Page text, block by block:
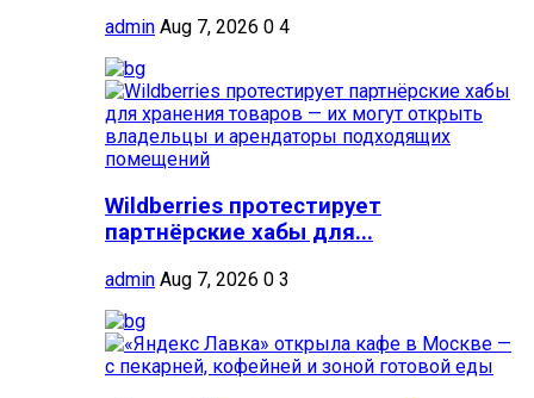
admin Aug 7, 2026 0 4
Wildberries протестирует
партнёрские хабы для...
admin Aug 7, 2026 0 3